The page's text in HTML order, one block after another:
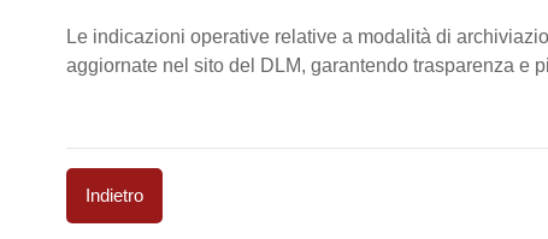
Le indicazioni operative relative a modalità di
aggiornate nel sito del DLM, garantendo trasparenza e
Indietro